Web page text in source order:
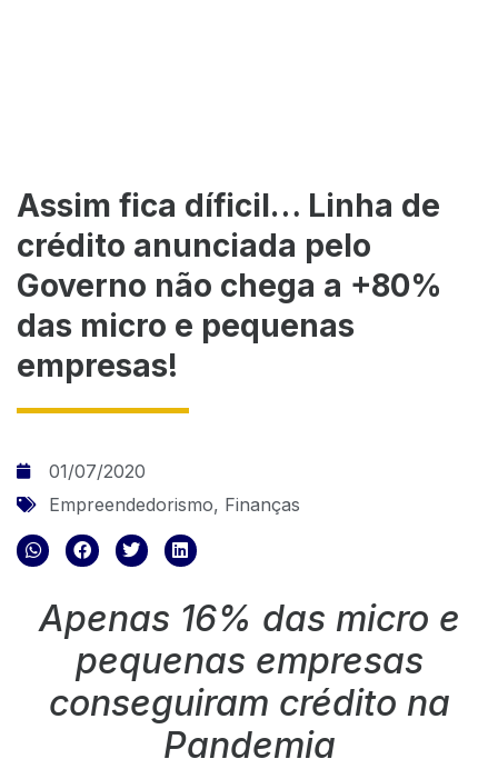
Assim fica díficil… Linha de
crédito anunciada pelo
Governo não chega a +80%
das micro e pequenas
empresas!
01/07/2020
Empreendedorismo, Finanças
Apenas 16% das micro e
pequenas empresas
conseguiram crédito na
Pandemia